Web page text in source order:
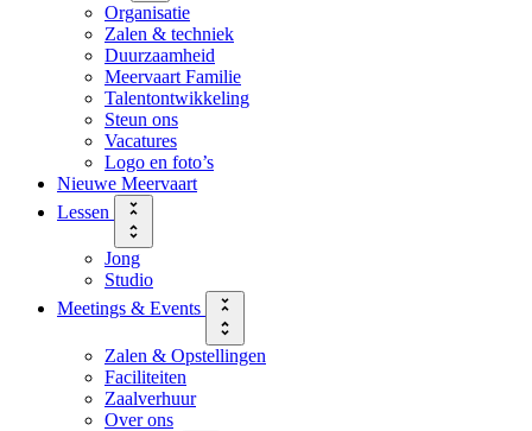
Organisatie
Zalen & techniek
Duurzaamheid
Meervaart Familie
Talentontwikkeling
Steun ons
Vacatures
Logo en foto’s
Nieuwe Meervaart
Lessen
Jong
Studio
Meetings & Events
Zalen & Opstellingen
Faciliteiten
Zaalverhuur
Over ons